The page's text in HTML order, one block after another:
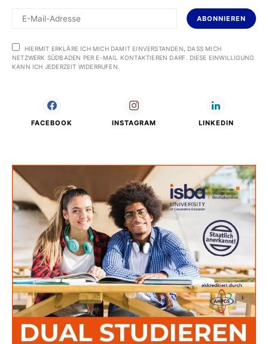
ABONNIEREN
HIERMIT ERKLÄRE ICH MICH DAMIT EINVERSTANDEN, DASS MICH
NETZWERK SÜDBADEN PER E-MAIL KONTAKTIEREN DARF. DIESE EINWILLIGUNG
KANN ICH JEDERZEIT WIDERRUFEN.
FACEBOOK INSTAGRAM LINKEDIN